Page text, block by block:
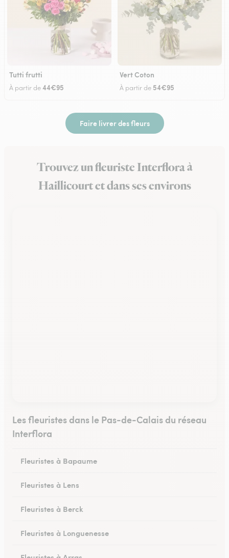
Tutti frutti
À partir de44€95
Vert Coton
À partir de 54€95
Faire livrer des fleurs
Trouvez un fleuriste Interflora à
Haillicourt et dans ses environs
Les fleuristes dans le Pas-de-Calais du réseau
Interflora
Fleuristes à Bapaume
Fleuristes à Lens
Fleuristes à Berck
Fleuristes à Longuenesse